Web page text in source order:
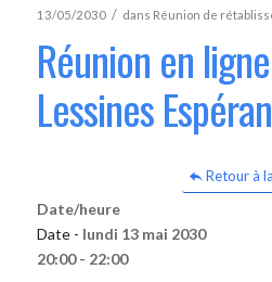
13/05/2030 / dans Réunion de
Réunion en
Lessines
Retour à
Date/heure
Date - lundi 13 mai 2030
20:00 - 22:00